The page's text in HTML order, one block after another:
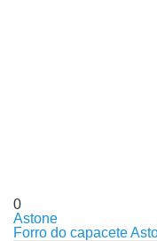
0
Astone
Forro do capacete